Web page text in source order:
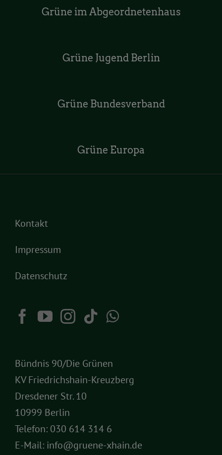
Grüne im Abgeordnetenhaus
Grüne Jugend Berlin
Grüne Bundesverband
Grüne Europa
Kontakt
Impressum
Datenschutz
Bündnis 90/Die Grünen
KV Friedrichshain-Kreuzberg
Dresdener Str. 10
10999 Berlin
Telefon: 030 614 314 6
E-Mail: info@gruene-xhain.de